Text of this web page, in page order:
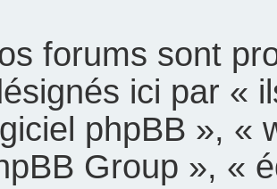
forums sont
ici par «
phpBB », «
Group », «